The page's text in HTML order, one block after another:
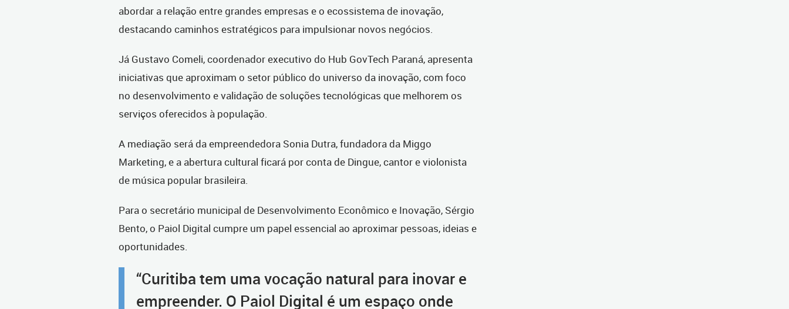
abordar a relação entre grandes empresas e o ecossistema de inovação,
destacando caminhos estratégicos para impulsionar novos negócios.
Já Gustavo Comeli, coordenador executivo do Hub GovTech Paraná, apresenta
iniciativas que aproximam o setor público do universo da inovação, com foco
no desenvolvimento e validação de soluções tecnológicas que melhorem os
serviços oferecidos à população.
A mediação será da empreendedora Sonia Dutra, fundadora da Miggo
Marketing, e a abertura cultural ficará por conta de Dingue, cantor e violonista
de música popular brasileira.
Para o secretário municipal de Desenvolvimento Econômico e Inovação, Sérgio
Bento, o Paiol Digital cumpre um papel essencial ao aproximar pessoas, ideias e
oportunidades.
“Curitiba tem uma vocação natural para inovar e
empreender. O Paiol Digital é um espaço onde